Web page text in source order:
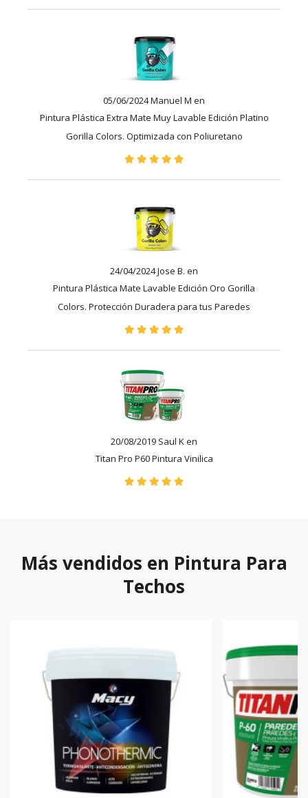
05/06/2024 Manuel M en
Pintura Plástica Extra Mate Muy Lavable Edición Platino
Gorilla Colors. Optimizada con Poliuretano
24/04/2024 Jose B. en
Pintura Plástica Mate Lavable Edición Oro Gorilla
Colors. Protección Duradera para tus Paredes
20/08/2019 Saul K en
Titan Pro P60 Pintura Vinilica
Más vendidos en Pintura Para
Techos